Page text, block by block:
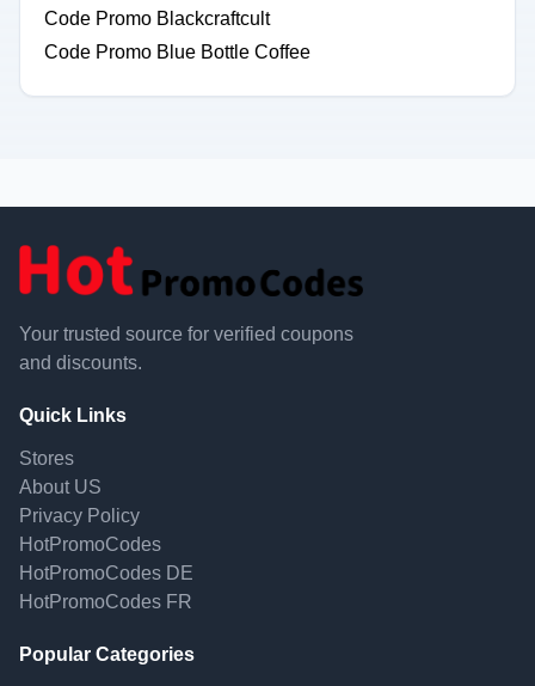
Code Promo Blackcraftcult
Code Promo Blue Bottle Coffee
Your trusted source for verified coupons
and discounts.
Quick Links
Stores
About US
Privacy Policy
HotPromoCodes
HotPromoCodes DE
HotPromoCodes FR
Popular Categories